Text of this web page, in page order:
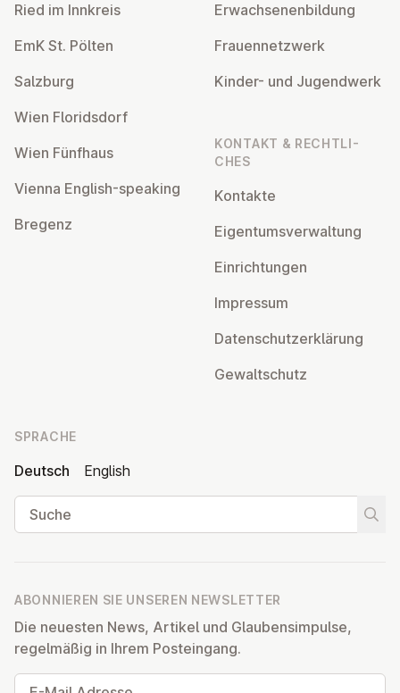
Ried im Innkreis
EmK St. Pölten
Salzburg
Wien Flo­rids­dorf
Wien Fünfhaus
Vienna English-speaking
Bregenz
Er­wach­se­nen­bil­dung
Frau­en­netz­werk
Kinder- und Ju­gend­werk
KONTAKT & RECHT­LI­
CHES
Kontakte
Ei­gen­tums­ver­wal­tung
Ein­rich­tun­gen
Impressum
Da­ten­schutz­er­klä­rung
Ge­walt­schutz
SPRACHE
Deutsch
English
Suche
ABONNIEREN SIE UNSEREN NEWSLETTER
Die neuesten News, Artikel und Glaubensimpulse,
regelmäßig in Ihrem Posteingang.
E-Mail Adresse